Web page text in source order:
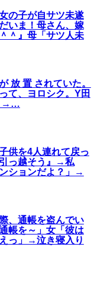
の子が自サツ未遂
いま！母さん、嫁
＾』母「サツ人未
放 置 されていた。
て、ヨロシク。Y田
→…
供を4人連れて戻っ
っ越そう』→私
ションだよ？」→
、通帳を盗んでい
帳を～」女「彼は
っ」→泣き寝入り